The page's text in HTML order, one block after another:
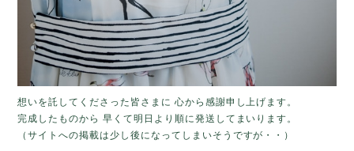
想いを託してくださった皆さまに 心から感謝申し上げます。
完成したものから 早くて明日より順に発送してまいります。
（サイトへの掲載は少し後になってしまいそうですが・・）